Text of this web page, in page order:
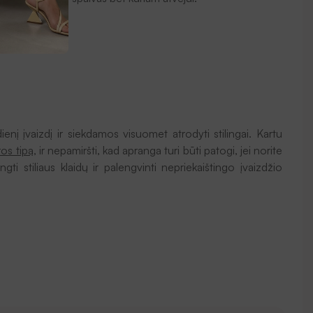
įvaizdį ir siekdamos visuomet atrodyti stilingai. Kartu
tipą, ir nepamiršti, kad apranga turi būti patogi, jei norite
stiliaus klaidų ir palengvinti nepriekaištingo įvaizdžio